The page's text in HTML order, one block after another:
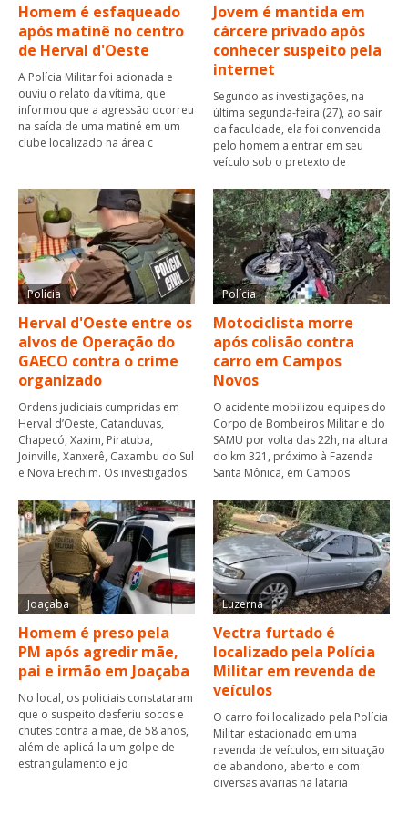
Homem é esfaqueado
após matinê no centro
de Herval d'Oeste
A Polícia Militar foi acionada e
ouviu o relato da vítima, que
informou que a agressão ocorreu
na saída de uma matiné em um
clube localizado na área c
Jovem é mantida em
cárcere privado após
conhecer suspeito pela
internet
Segundo as investigações, na
última segunda-feira (27), ao sair
da faculdade, ela foi convencida
pelo homem a entrar em seu
veículo sob o pretexto de
Polícia
Herval d'Oeste entre os
alvos de Operação do
GAECO contra o crime
organizado
Ordens judiciais cumpridas em
Herval d’Oeste, Catanduvas,
Chapecó, Xaxim, Piratuba,
Joinville, Xanxerê, Caxambu do Sul
e Nova Erechim. Os investigados
Polícia
Motociclista morre
após colisão contra
carro em Campos
Novos
O acidente mobilizou equipes do
Corpo de Bombeiros Militar e do
SAMU por volta das 22h, na altura
do km 321, próximo à Fazenda
Santa Mônica, em Campos
Joaçaba
Homem é preso pela
PM após agredir mãe,
pai e irmão em Joaçaba
No local, os policiais constataram
que o suspeito desferiu socos e
chutes contra a mãe, de 58 anos,
além de aplicá-la um golpe de
estrangulamento e jo
Luzerna
Vectra furtado é
localizado pela Polícia
Militar em revenda de
veículos
O carro foi localizado pela Polícia
Militar estacionado em uma
revenda de veículos, em situação
de abandono, aberto e com
diversas avarias na lataria